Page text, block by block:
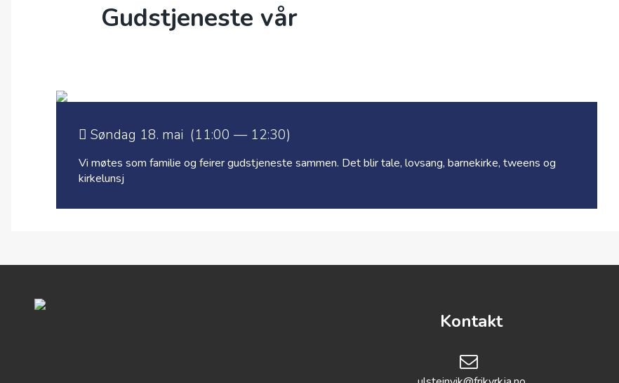
Gudstjeneste vår
Søndag 18. mai (11:00 — 12:30)
Vi møtes som familie og feirer gudstjeneste sammen. Det blir tale, lovsang, barnekirke, tweens og
kirkelunsj
Kontakt